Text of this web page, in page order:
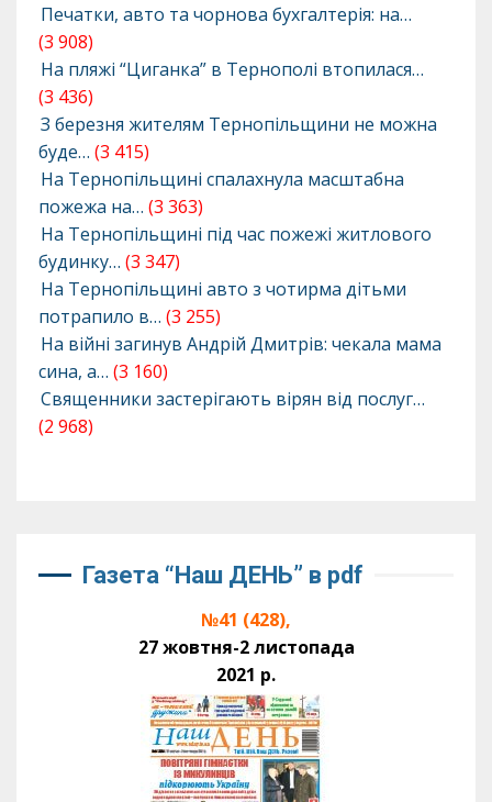
Печатки, авто та чорнова бухгалтерія: на…
(3 908)
На пляжі “Циганка” в Тернополі втопилася…
(3 436)
З березня жителям Тернопільщини не можна
буде… (3 415)
На Тернопільщині спалахнула масштабна
пожежа на… (3 363)
На Тернопільщині під час пожежі житлового
будинку… (3 347)
На Тернопільщині авто з чотирма дітьми
потрапило в… (3 255)
На війні загинув Андрій Дмитрів: чекала мама
сина, а… (3 160)
Священники застерігають вірян від послуг…
(2 968)
Газета “Наш ДЕНЬ” в pdf
№41 (428),
27 жовтня-2 листопада
2021 р.